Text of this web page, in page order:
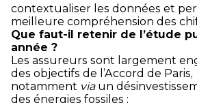
contextualiser les données et
meilleure compréhension des
Que faut-il retenir de l’étude
année ?
Les assureurs sont largement
des objectifs de l’Accord de Paris,
notamment viaun
des énergies fossiles :